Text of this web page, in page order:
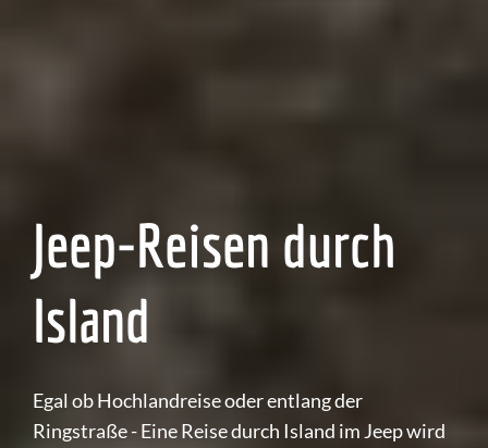
Jeep-Reisen durch
Island
Egal ob Hochlandreise oder entlang der
Ringstraße - Eine Reise durch Island im Jeep wird